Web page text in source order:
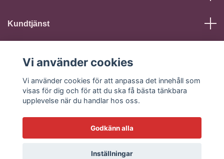
Kundtjänst
Sociala medier
© 2026 Fuuk - Sexshop
Vi använder cookies
Vi använder cookies för att anpassa det innehåll som
visas för dig och för att du ska få bästa tänkbara
upplevelse när du handlar hos oss.
Godkänn alla
Inställningar